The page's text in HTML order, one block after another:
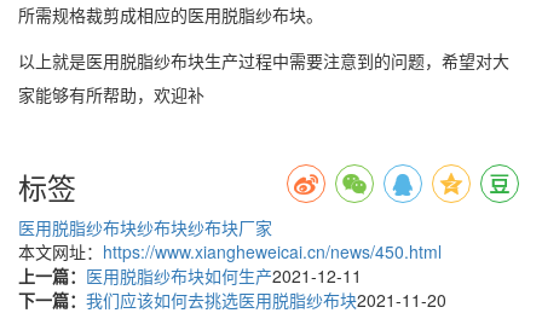
所需规格裁剪成相应的医用脱脂纱布块。
以上就是医用脱脂纱布块生产过程中需要注意到的问题，希望对大
家能够有所帮助，欢迎补
标签
医用脱脂纱布块纱布块纱布块厂家
本文网址： https://www.xiangheweicai.cn/news/450.html
上一篇： 医用脱脂纱布块如何生产2021-12-11
下一篇： 我们应该如何去挑选医用脱脂纱布块2021-11-20